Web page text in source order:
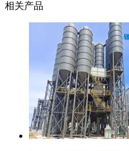
相关产品